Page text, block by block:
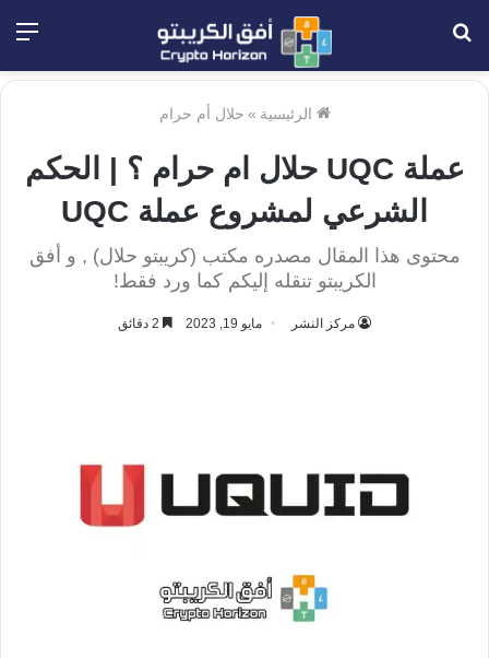
الرئيسية » حلال أم حرام
عملة UQC حلال ام حرام ؟ | الحكم
الشرعي لمشروع عملة UQC
محتوى هذا المقال مصدره مكتب (كريبتو حلال) , و أفق
الكريبتو تنقله إليكم كما ورد فقط!
مركز النشر مايو 19, 2023